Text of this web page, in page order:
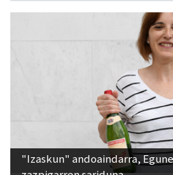
"Izaskun" andoaindarra,